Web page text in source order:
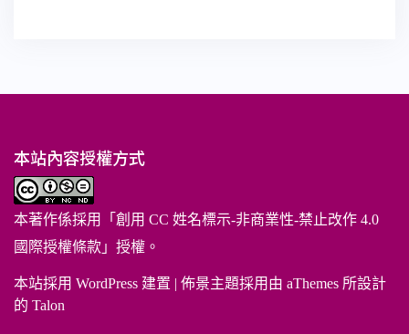
本站內容授權方式
本著作係採用「 創用 CC 姓名標示-非商業性-禁止改作 4.0
國際授權條款 」授權。
本站採用 WordPress 建置 | 佈景主題採用由 aThemes 所設計
的 Talon